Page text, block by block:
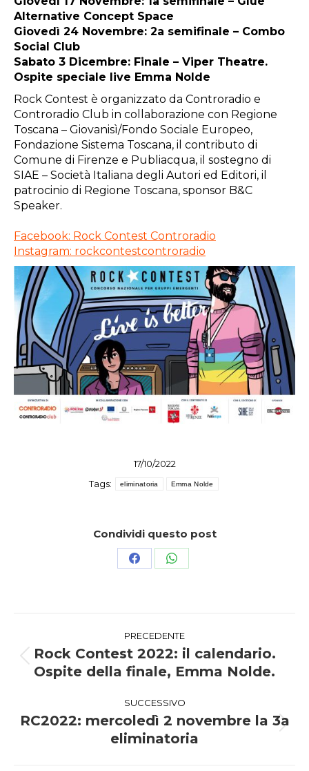
Alternative Concept Space
Giovedì 24 Novembre: 2a semifinale – Combo
Social Club
Sabato 3 Dicembre: Finale – Viper Theatre.
Ospite speciale live Emma Nolde
Rock Contest è organizzato da Controradio e
Controradio Club in collaborazione con Regione
Toscana – Giovanisì/Fondo Sociale Europeo,
Fondazione Sistema Toscana, il contributo di
Comune di Firenze e Publiacqua, il sostegno di
SIAE – Società Italiana degli Autori ed Editori, il
patrocinio di Regione Toscana, sponsor B&C
Speaker.
Facebook: Rock Contest Controradio
Instagram: rockcontestcontroradio
17/10/2022
Tags:
eliminatoria Emma Nolde
Condividi questo post
CondividiCondividi
tra
post
PRECEDENTE
Post
precedente:
Rock Contest 2022: il calendario.
Ospite della finale, Emma Nolde.
SUCCESSIVO
Prossimo
post:
RC2022: mercoledì 2 novembre la 3a
eliminatoria